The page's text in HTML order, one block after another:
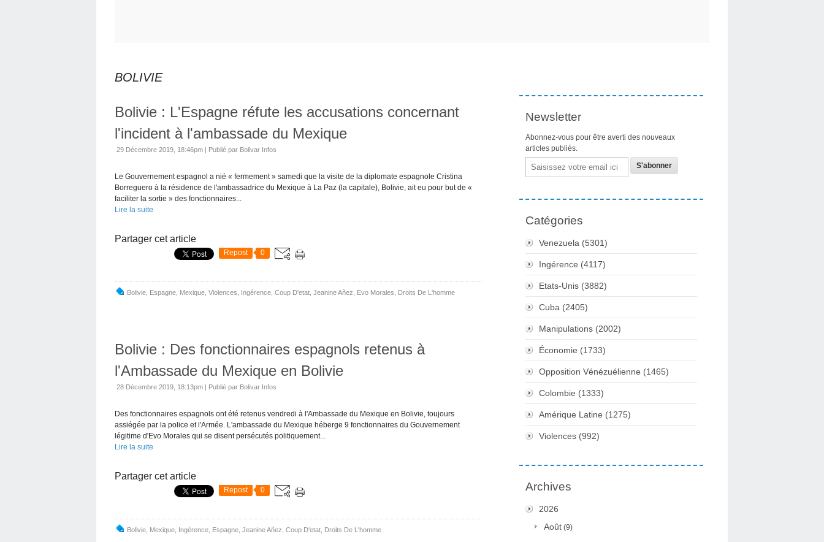
BOLIVIE
Bolivie : L'Espagne réfute les accusations concernant
l'incident à l'ambassade du Mexique
29 Décembre 2019, 18:46pm | Publié par Bolivar Infos
Le Gouvernement espagnol a nié « fermement » samedi que la visite de la diplomate espagnole Cristina
Borreguero à la résidence de l'ambassadrice du Mexique à La Paz (la capitale), Bolivie, ait eu pour but de «
faciliter la sortie » des fonctionnaires...
Lire la suite
Partager cet article
Repost 0
Bolivie Espagne Mexique Violences Ingérence Coup D'etat Jeanine Añez Evo Morales Droits De L'homme
Bolivie : Des fonctionnaires espagnols retenus à
l'Ambassade du Mexique en Bolivie
28 Décembre 2019, 18:13pm | Publié par Bolivar Infos
Des fonctionnaires espagnols ont été retenus vendredi à l'Ambassade du Mexique en Bolivie, toujours
assiégée par la police et l'Armée. L'ambassade du Mexique héberge 9 fonctionnaires du Gouvernement
légitime d'Evo Morales qui se disent persécutés politiquement...
Lire la suite
Partager cet article
Repost 0
Bolivie Mexique Ingérence Espagne Jeanine Añez Coup D'etat Droits De L'homme
Newsletter
Abonnez-vous pour être averti des nouveaux
articles publiés.
Email
Catégories
Venezuela (5301)
Ingérence (4117)
Etats-Unis (3882)
Cuba (2405)
Manipulations (2002)
Économie (1733)
Opposition Vénézuélienne (1465)
Colombie (1333)
Amérique Latine (1275)
Violences (992)
Archives
2026
Août (9)